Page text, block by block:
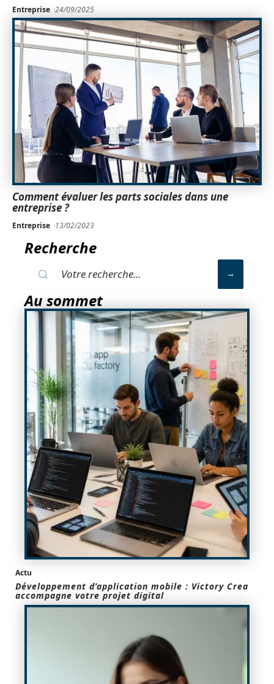
Entreprise 24/09/2025
Comment évaluer les parts sociales dans une
entreprise ?
Entreprise 13/02/2023
Recherche
Au sommet
Actu
Développement d’application mobile : Victory Crea
accompagne votre projet digital